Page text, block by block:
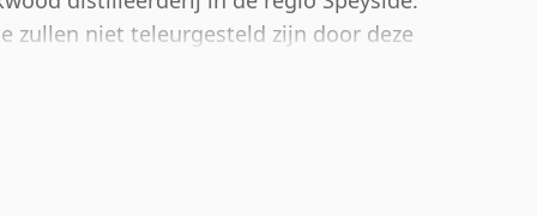
zullen niet teleurgesteld zijn door deze
heeft.